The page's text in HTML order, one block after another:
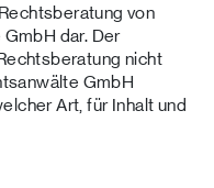
von
dar. Der
nicht
GmbH
Art, für Inhalt und